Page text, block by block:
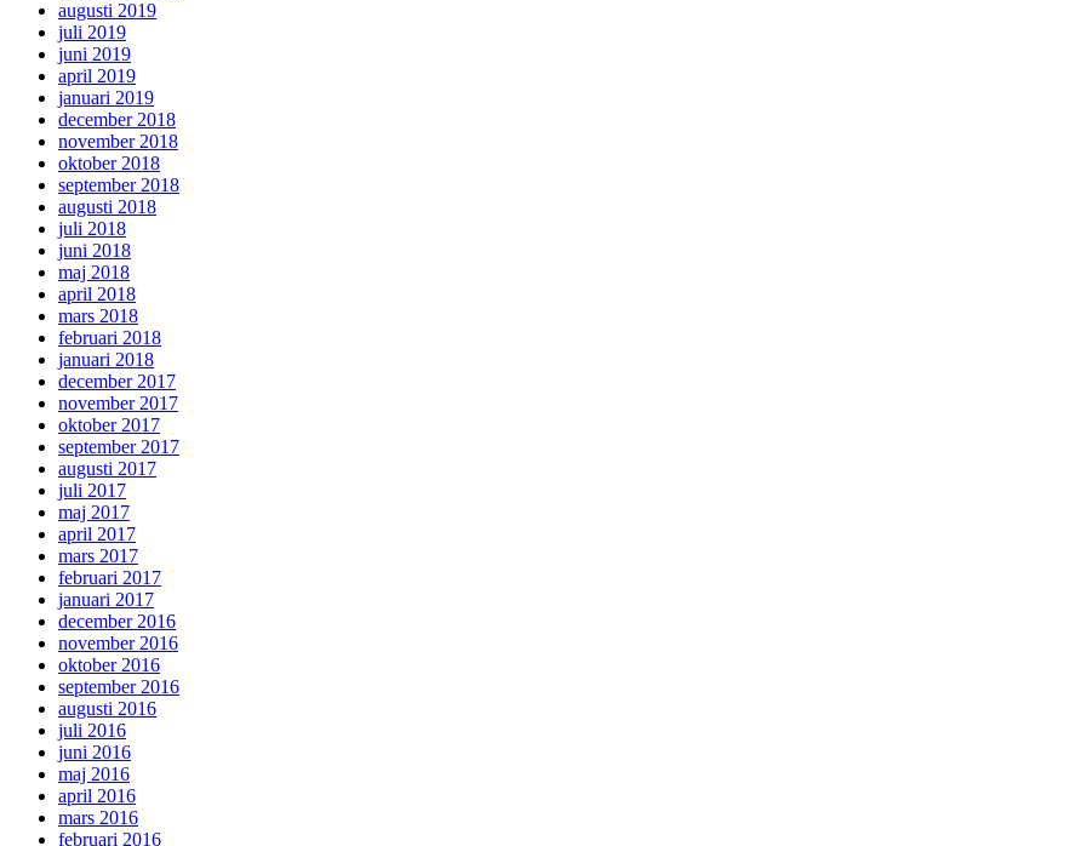
augusti 2019
juli 2019
juni 2019
april 2019
januari 2019
december 2018
november 2018
oktober 2018
september 2018
augusti 2018
juli 2018
juni 2018
maj 2018
april 2018
mars 2018
februari 2018
januari 2018
december 2017
november 2017
oktober 2017
september 2017
augusti 2017
juli 2017
maj 2017
april 2017
mars 2017
februari 2017
januari 2017
december 2016
november 2016
oktober 2016
september 2016
augusti 2016
juli 2016
juni 2016
maj 2016
april 2016
mars 2016
februari 2016